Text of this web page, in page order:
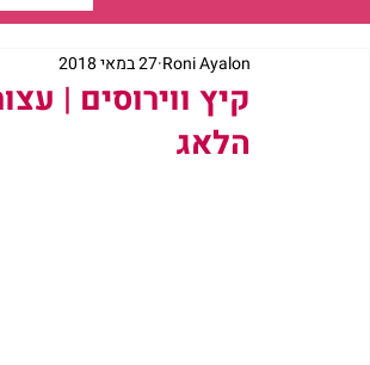
קיץ ווירוסים |
הלאג
Roni Ayalon 27 במאי 2018